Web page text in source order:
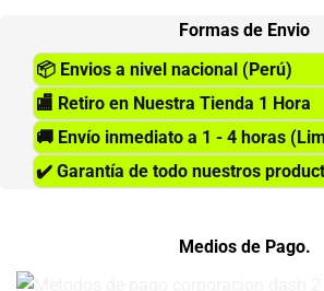
Formas de Envio
📦 Envios a nivel nacional (Perú)
🏬 Retiro en Nuestra Tienda 1 Hora
🚚 Envío inmediato a 1 - 4 horas
✔️ Garantía de todo nuestros
Medios de Pago.